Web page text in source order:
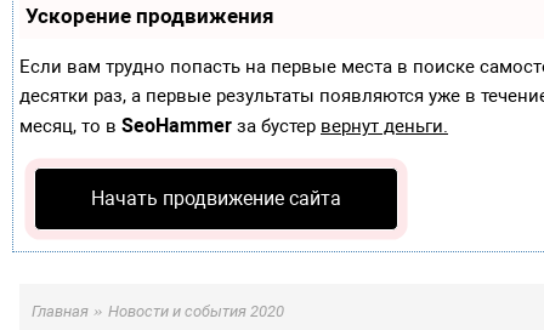
Ускорение продвижения
Если вам трудно попасть на первые места в поиске
десятки раз, а первые результаты появляются уже в
месяц, то в SeoHammer за бустер вернут деньги.
Начать продвижение сайта
Главная » Новости и события 2020